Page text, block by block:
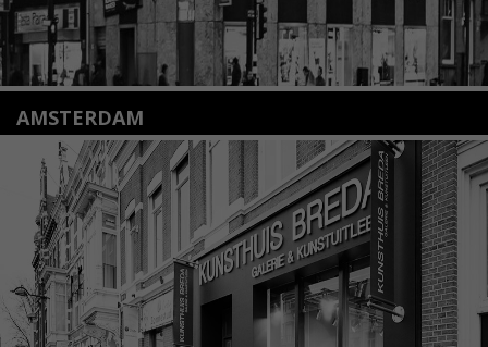
AMSTERDAM
Amstelveenseweg 135
1075 VX Amsterdam
+31 (0)20 2332546
info@kunsthuisamsterdam.nl
Lees meer